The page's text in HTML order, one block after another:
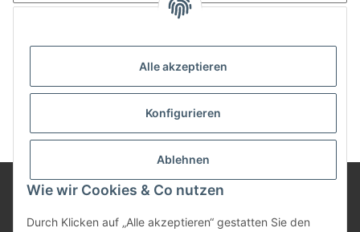
Alle akzeptieren
Konfigurieren
Ablehnen
Wie wir Cookies & Co nutzen
Durch Klicken auf „Alle akzeptieren“ gestatten Sie den
Neu hier?Jetzt registrieren!
Informationen